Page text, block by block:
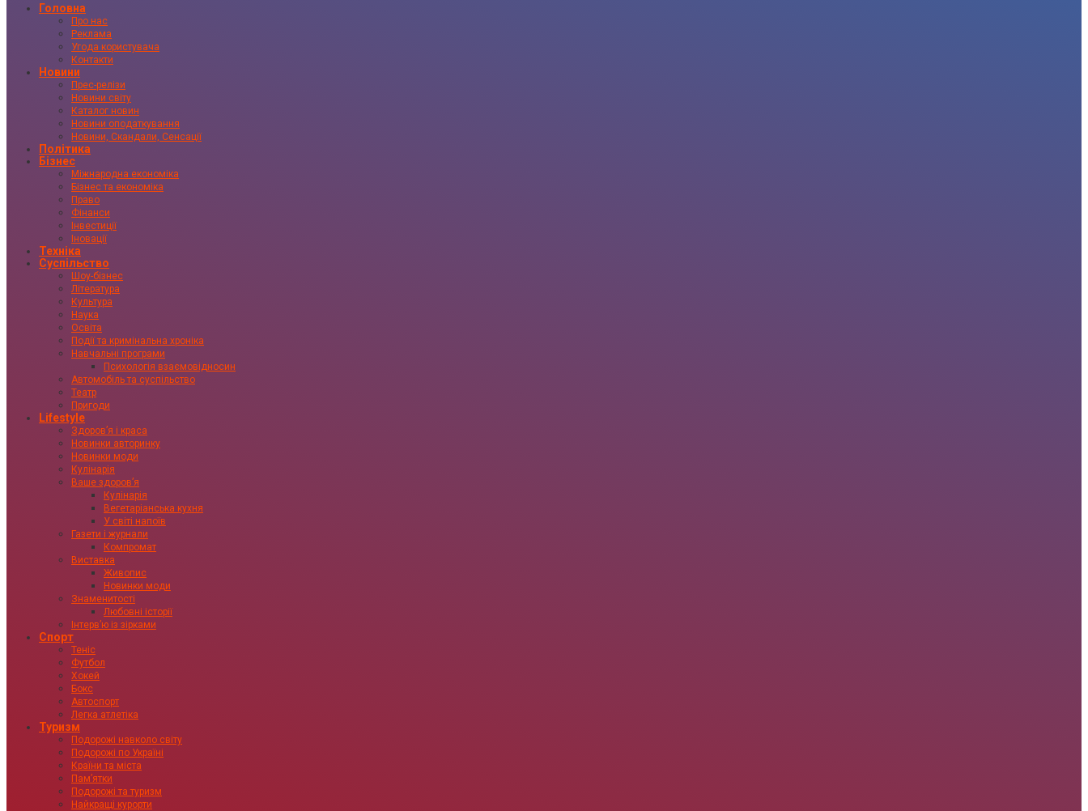
Головна
Про нас
Реклама
Угода користувача
Контакти
Новини
Прес-релізи
Новини світу
Каталог новин
Новини оподаткування
Новини, Скандали, Сенсації
Політика
Бізнес
Міжнародна економіка
Бізнес та економіка
Право
Фінанси
Інвестиції
Іновації
Техніка
Суспільство
Шоу-бізнес
Література
Культура
Наука
Освіта
Події та кримінальна хроніка
Навчальні програми
Психологія взаємовідносин
Автомобіль та суспільство
Театр
Пригоди
Lifestyle
Здоровʼя і краса
Новинки авторинку
Новинки моди
Кулінарія
Ваше здоровʼя
Кулінарія
Вегетаріанська кухня
У світі напоїв
Газети і журнали
Компромат
Виставка
Живопис
Новинки моди
Знаменитості
Любовні історії
Інтервʼю із зірками
Спорт
Теніс
Футбол
Хокей
Бокс
Автоспорт
Легка атлетіка
Туризм
Подорожі навколо світу
Подорожі по Україні
Країни та міста
Пам’ятки
Подорожі та туризм
Найкращі курорти